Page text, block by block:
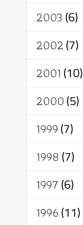
2003 (6)
2002(7)
2001 (10)
2000(5)
1999(7)
1998 (7)
1997(6)
1996(11)